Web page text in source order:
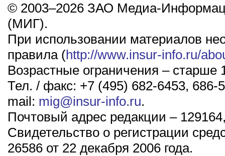
© 2003–2026 ЗАО Медиа-
(МИГ).
При использовании материалов
правила (http://www.insur-info.ru/
Возрастные ограничения – старше
Тел. / факс: +7 (495) 682-6453, 686-
mail: mig@insur-info.ru.
Почтовый адрес редакции –
Свидетельство о регистрации
26586 от 22 декабря 2006 года.